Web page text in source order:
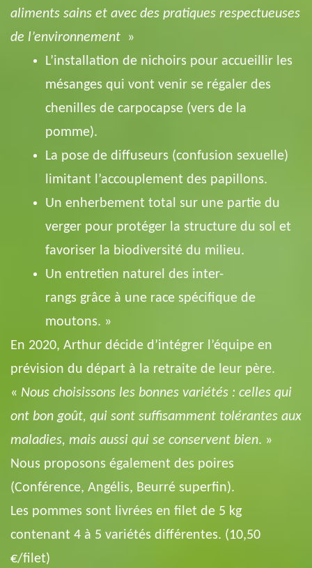
aliments sains et avec des pratiques respectueuses
de l’environnement »
L’installation de nichoirs pour accueillir les
mésanges qui vont venir se régaler des
chenilles de carpocapse (vers de la
pomme).
La pose de diffuseurs (confusion sexuelle)
limitant l’accouplement des papillons.
Un enherbement total sur une partie du
verger pour protéger la structure du sol et
favoriser la biodiversité du milieu.
Un entretien naturel des inter-
rangs grâce à une race spécifique de
moutons. »
En 2020, Arthur décide d’intégrer l’équipe en
prévision du départ à la retraite de leur père.
« Nous choisissons les bonnes variétés : celles qui
ont bon goût, qui sont suffisamment tolérantes aux
maladies, mais aussi qui se conservent bien. »
Nous proposons également des poires
(Conférence, Angélis, Beurré superfin).
Les pommes sont livrées en filet de 5 kg
contenant 4 à 5 variétés différentes. (10,50
€/filet)